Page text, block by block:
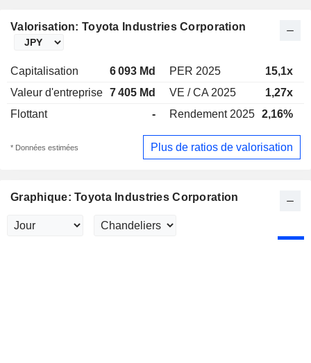
Valorisation: Toyota Industries Corporation
Capitalisation 6 093 Md PER 2025 15,1x
Valeur d'entreprise 7 405 Md VE / CA 2025 1,27x
Flottant
- Rendement 2025 2,16%
* Données estimées Plus de ratios de valorisation
Graphique: Toyota Industries Corporation